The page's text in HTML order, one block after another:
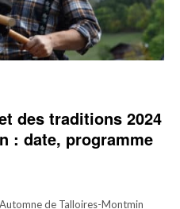
des traditions 2024
: date, programme
de Talloires-Montmin